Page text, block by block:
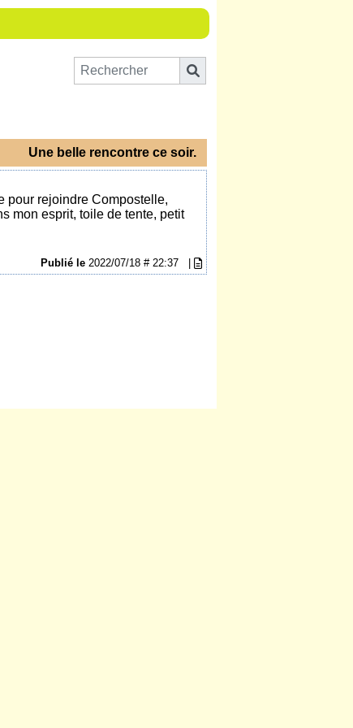
Une belle rencontre ce soir.
pour rejoindre Compostelle,
mon esprit, toile de tente, petit
Publié le 2022/07/18 # 22:37